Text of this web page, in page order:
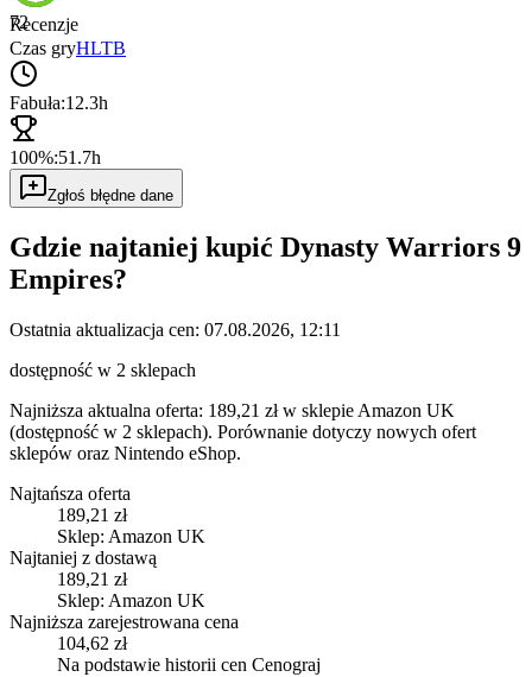
72
Recenzje
Czas gryHLTB
Fabuła:12.3h
100%:51.7h
Zgłoś błędne dane
Gdzie najtaniej kupić Dynasty Warriors 9
Empires?
Ostatnia aktualizacja cen: 07.08.2026, 12:11
dostępność w 2 sklepach
Najniższa aktualna oferta: 189,21 zł w sklepie Amazon UK
(dostępność w 2 sklepach). Porównanie dotyczy nowych ofert
sklepów oraz Nintendo eShop.
Najtańsza oferta
189,21 zł
Sklep: Amazon UK
Najtaniej z dostawą
189,21 zł
Sklep: Amazon UK
Najniższa zarejestrowana cena
104,62 zł
Na podstawie historii cen Cenograj